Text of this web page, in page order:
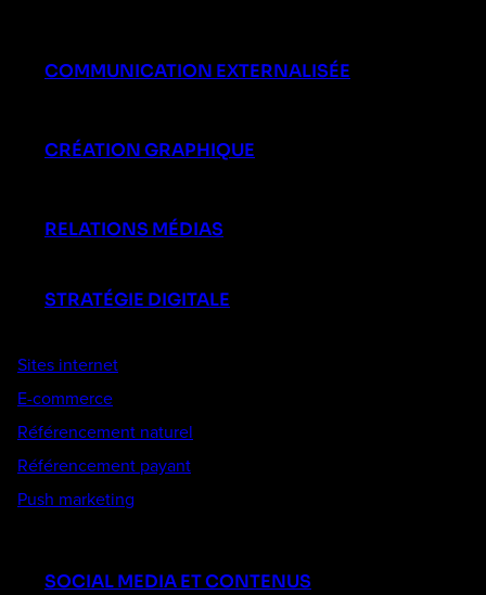
COMMUNICATION EXTERNALISÉE
CRÉATION GRAPHIQUE
RELATIONS MÉDIAS
STRATÉGIE DIGITALE
Sites internet
E-commerce
Référencement naturel
Référencement payant
Push marketing
SOCIAL MEDIA ET CONTENUS